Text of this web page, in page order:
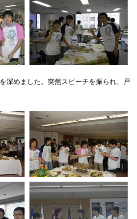
深めました。突然スピーチを振られ、戸